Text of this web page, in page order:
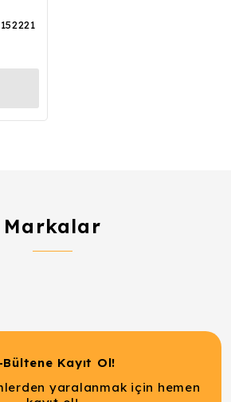
Markalar
Bültene Kayıt Ol!
yaralanmak için hemen